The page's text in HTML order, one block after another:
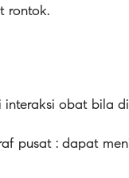
rontok.
obat bila
pusat : dapat